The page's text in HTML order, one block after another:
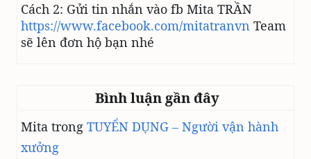
Cách 2: Gửi tin nhắn vào fb Mita TRẦN
https://www.facebook.com/mitatranvn Team
sẽ lên đơn hộ bạn nhé
Bình luận gần đây
Mita trong TUYỂN DỤNG – Người vận hành
xưởng